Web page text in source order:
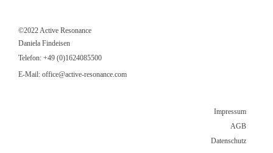
©2022 Active Resonance
Daniela Findeisen
Telefon: +49 (0)1624085500
E-Mail: office@active-resonance.com
Impressum
AGB
Datenschutz